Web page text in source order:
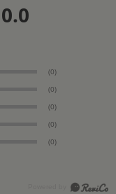
0.0
(0)
(0)
(0)
(0)
(0)